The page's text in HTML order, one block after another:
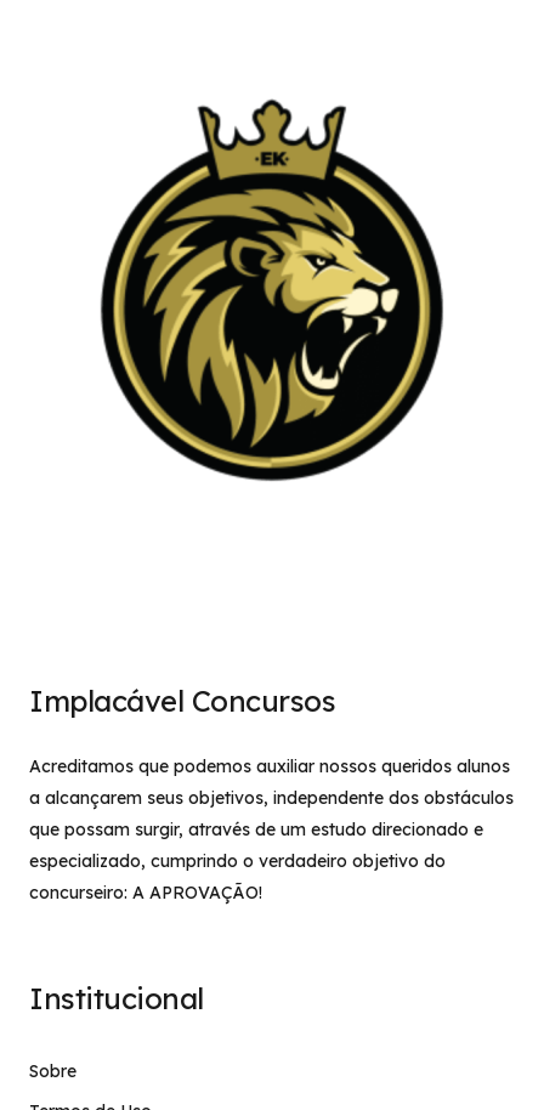
Implacável Concursos
Acreditamos que podemos auxiliar nossos queridos alunos
a alcançarem seus objetivos, independente dos obstáculos
que possam surgir, através de um estudo direcionado e
especializado, cumprindo o verdadeiro objetivo do
concurseiro: A APROVAÇÃO!
Institucional
Sobre